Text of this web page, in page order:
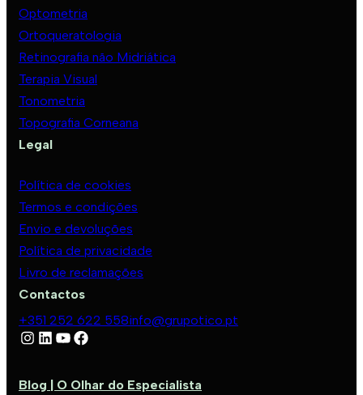
Optometria
Ortoqueratologia
Retinografia não Midriática
Terapia Visual
Tonometria
Topografia Corneana
Legal
Política de cookies
Termos e condições
Envio e devoluções
Política de privacidade
Livro de reclamações
Contactos
+351 252 622 558info@grupotico.pt
Blog | O Olhar do Especialista